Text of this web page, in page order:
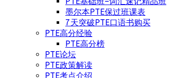
墨尔本PTE保过班课表
7天突破PTE口语书购买
PTE高分经验
PTE高分榜
PTE论坛
PTE政策解读
PTE考点介绍